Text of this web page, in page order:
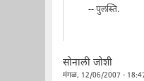
-- पुलस्ति.
सोनाली जोशी
मंगळ, 12/06/2007 -